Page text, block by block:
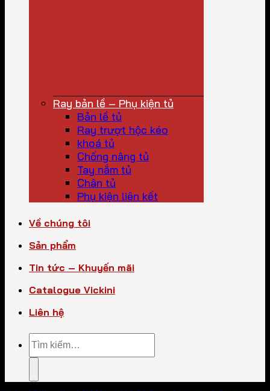
Ray bản lề – Phụ kiện tủ
Bản lề tủ
Ray trượt hộc kéo
khoá tủ
Chống nâng tủ
Tay nắm tủ
Chân tủ
Phụ kiện liên kết
Về chúng tôi
Sản phẩm
Tin tức – Khuyến mãi
Catalogue Vickini
Liên hệ
Tìm
kiếm: